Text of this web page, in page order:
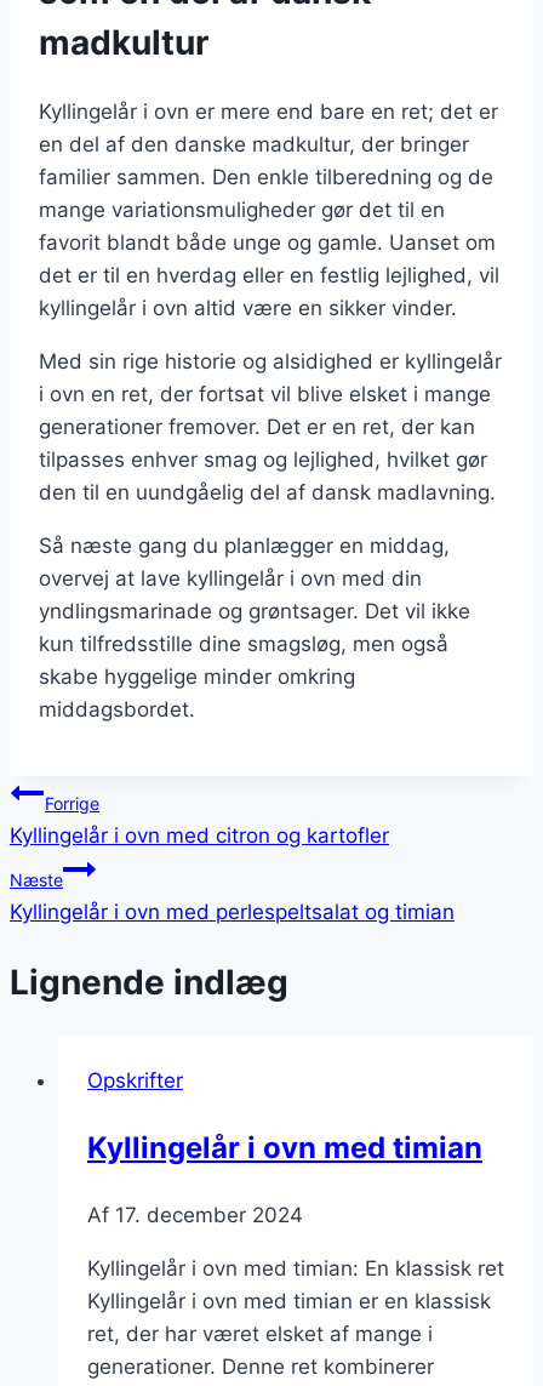
madkultur
Kyllingelår i ovn er mere end bare en ret; det er
en del af den danske madkultur, der bringer
familier sammen. Den enkle tilberedning og de
mange variationsmuligheder gør det til en
favorit blandt både unge og gamle. Uanset om
det er til en hverdag eller en festlig lejlighed, vil
kyllingelår i ovn altid være en sikker vinder.
Med sin rige historie og alsidighed er kyllingelår
i ovn en ret, der fortsat vil blive elsket i mange
generationer fremover. Det er en ret, der kan
tilpasses enhver smag og lejlighed, hvilket gør
den til en uundgåelig del af dansk madlavning.
Så næste gang du planlægger en middag,
overvej at lave kyllingelår i ovn med din
yndlingsmarinade og grøntsager. Det vil ikke
kun tilfredsstille dine smagsløg, men også
skabe hyggelige minder omkring
middagsbordet.
Indlægsnavigation
Forrige
Kyllingelår i ovn med citron og kartofler
Næste
Kyllingelår i ovn med perlespeltsalat og timian
Lignende indlæg
Opskrifter
Kyllingelår i ovn med timian
Af 17. december 2024
Kyllingelår i ovn med timian: En klassisk ret
Kyllingelår i ovn med timian er en klassisk
ret, der har været elsket af mange i
generationer. Denne ret kombinerer